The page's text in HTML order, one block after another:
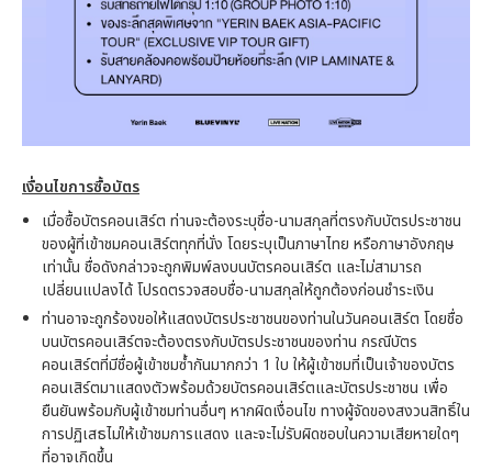
เงื่อนไขการซื้อบัตร
เมื่อซื้อบัตรคอนเสิร์ต ท่านจะต้องระบุชื่อ-นามสกุลที่ตรงกับบัตรประชาชน
ของผู้ที่เข้าชมคอนเสิร์ตทุกที่นั่ง โดยระบุเป็นภาษาไทย หรือภาษาอังกฤษ
เท่านั้น ชื่อดังกล่าวจะถูกพิมพ์ลงบนบัตรคอนเสิร์ต และไม่สามารถ
เปลี่ยนแปลงได้ โปรดตรวจสอบชื่อ-นามสกุลให้ถูกต้องก่อนชำระเงิน
ท่านอาจะถูกร้องขอให้แสดงบัตรประชาชนของท่านในวันคอนเสิร์ต โดยชื่อ
บนบัตรคอนเสิร์ตจะต้องตรงกับบัตรประชาชนของท่าน กรณีบัตร
คอนเสิร์ตที่มีชื่อผู้เข้าชมซ้ำกันมากกว่า 1 ใบ ให้ผู้เข้าชมที่เป็นเจ้าของบัตร
คอนเสิร์ตมาแสดงตัวพร้อมด้วยบัตรคอนเสิร์ตและบัตรประชาชน เพื่อ
ยืนยันพร้อมกับผู้เข้าชมท่านอื่นๆ หากผิดเงื่อนไข ทางผู้จัดของสงวนสิทธิ์ใน
การปฏิเสธไม่ให้เข้าชมการแสดง และจะไม่รับผิดชอบในความเสียหายใดๆ
ที่อาจเกิดขึ้น